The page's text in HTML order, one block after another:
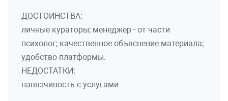
ДОСТОИНСТВА:
личные кураторы; менеджер - от части
психолог; качественное объяснение материала;
удобство платформы.
НЕДОСТАТКИ:
навязчивость с услугами